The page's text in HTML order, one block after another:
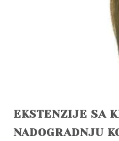
EKSTENZIJE SA
NADOGRADNJU